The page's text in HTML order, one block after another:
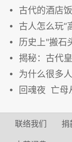
古代的酒店
古人怎么玩“
历史上"搬石
揭秘：古代
为什么很多
回魂夜 亡母
联络我们 捐